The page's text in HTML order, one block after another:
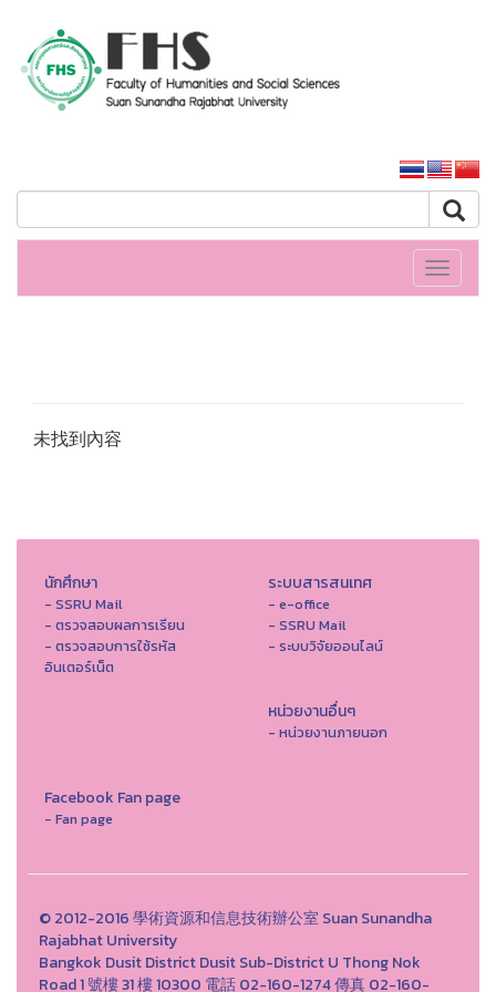
Toggle
未找到內容
นักศึกษา
- SSRU Mail
- ตรวจสอบผลการเรียน
- ตรวจสอบการใช้รหัส
อินเตอร์เน็ต
ระบบสารสนเทศ
- e-office
- SSRU Mail
- ระบบวิจัยออนไลน์
หน่วยงานอื่นๆ
- หน่วยงานภายนอก
Facebook Fan page
- Fan page
© 2012-2016 學術資源和信息技術辦公室 Suan Sunandha
Rajabhat University
Bangkok Dusit District Dusit Sub-District U Thong Nok
Road 1 號樓 31 樓 10300 電話 02-160-1274 傳真 02-160-